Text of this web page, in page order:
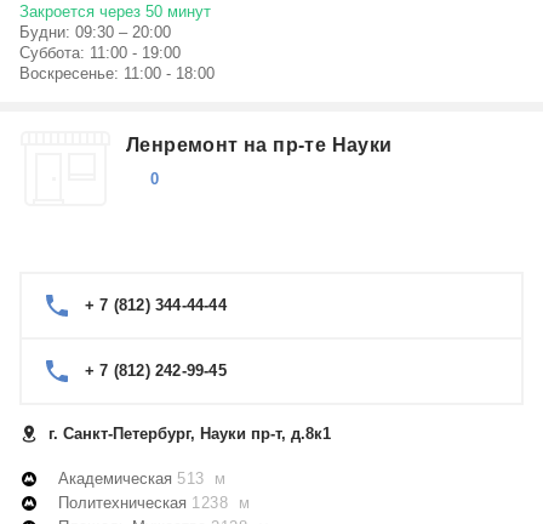
Закроется через 50 минут
Будни: 09:30 – 20:00
Суббота: 11:00 - 19:00
Воскресенье: 11:00 - 18:00
Ленремонт на пр-те Науки
0
+ 7 (812) 344-44-44
+ 7 (812) 242-99-45
г. Санкт-Петербург, Науки пр-т, д.8к1
Академическая 513 м
Политехническая 1238 м